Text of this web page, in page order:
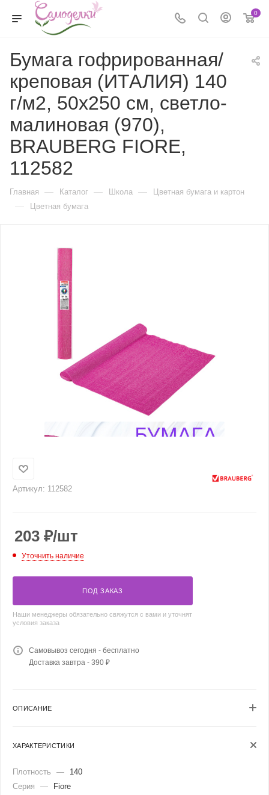
0
Бумага гофрированная/
креповая (ИТАЛИЯ) 140
г/м2, 50х250 см, светло-
малиновая (970),
BRAUBERG FIORE,
112582
Главная — Каталог — Школа — Цветная бумага и картон
— Цветная бумага
Артикул: 112582
203 ₽/шт
Уточнить наличие
ПОД ЗАКАЗ
Наши менеджеры обязательно свяжутся с вами и уточнят
условия заказа
Самовывоз сегодня - бесплатно
Доставка завтра - 390 ₽
ОПИСАНИЕ
ХАРАКТЕРИСТИКИ
Плотность —
140
Серия
—
Fiore